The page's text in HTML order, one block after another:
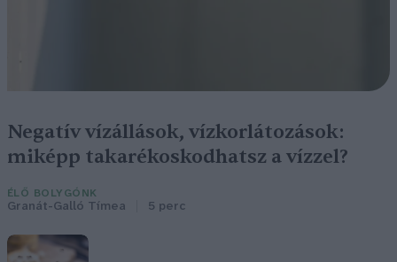
Negatív vízállások, vízkorlátozások:
miképp takarékoskodhatsz a vízzel?
ÉLŐ BOLYGÓNK
Granát-Galló Tímea 5 perc